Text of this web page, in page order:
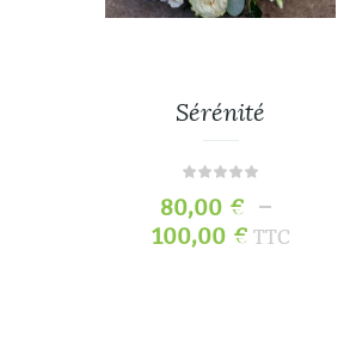
Sérénité
80,00 € –
100,00 € TTC